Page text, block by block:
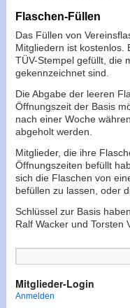
Flaschen-Füllen
Das Füllen von
Mitgliedern ist kostenlos.
TÜV-Stempel gefüllt, die
gekennzeichnet sind.
Die Abgabe der leeren
Öffnungszeit der Basis
nach einer Woche
abgeholt werden.
Mitglieder, die ihre
Öffnungszeiten befüllt
sich die Flaschen von
befüllen zu lassen, oder
Schlüssel zur Basis
Ralf Wacker und Torsten
Mitglieder-Login
Anmelden